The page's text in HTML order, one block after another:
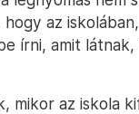
hogy az
írni, amit
mikor az iskola